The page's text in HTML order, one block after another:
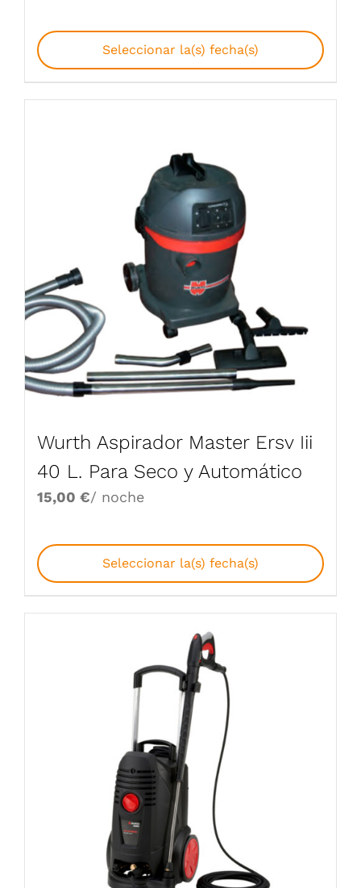
Seleccionar la(s) fecha(s)
Wurth Aspirador Master Ersv Iii
40 L. Para Seco y Automático
15,00 €/ noche
Seleccionar la(s) fecha(s)